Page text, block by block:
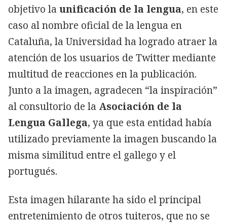
objetivo la unificación de la lengua, en este
caso al nombre oficial de la lengua en
Cataluña, la Universidad ha logrado atraer la
atención de los usuarios de Twitter mediante
multitud de reacciones en la publicación.
Junto a la imagen, agradecen “la inspiración”
al consultorio de la Asociación de la
Lengua Gallega, ya que esta entidad había
utilizado previamente la imagen buscando la
misma similitud entre el gallego y el
portugués.
Esta imagen hilarante ha sido el principal
entretenimiento de otros tuiteros, que no se